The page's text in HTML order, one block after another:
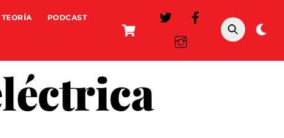
Cart
TEORÍA PODCAST